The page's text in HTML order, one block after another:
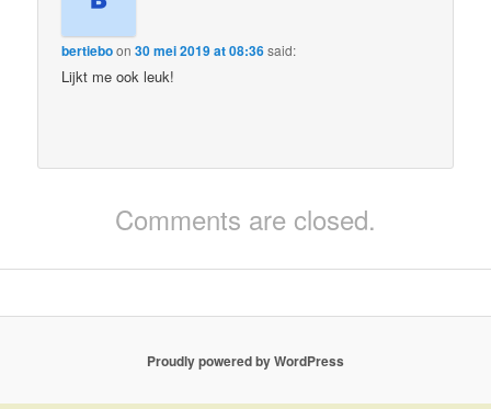
bertieboon30 mei 2019 at 08:36said:
Lijkt me ook leuk!
Comments are closed.
Proudly powered by WordPress